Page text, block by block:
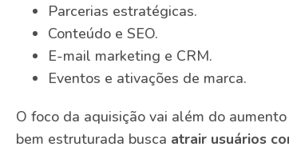
Parcerias estratégicas.
Conteúdo e SEO.
E-mail marketing e CRM.
Eventos e ativações de marca.
O foco da aquisição vai além do
bem estruturada busca atrair usuários